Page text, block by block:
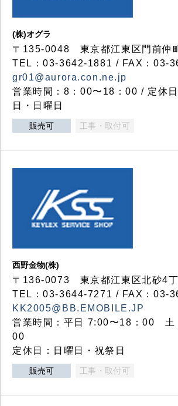
(株)オグラ
〒135-0048 東京都江東区門前仲
TEL：03-3642-1881 / FAX：03-
gr01@aurora.con.ne.jp
営業時間：8：00〜18：00 / 定休
日・日曜日
販売可 工事・取付可
西野金物(株)
〒136-0073 東京都江東区北砂4
TEL：03‐3644‐7271 / FAX：03-
KK2005@BB.EMOBILE.JP
営業時間：平日 7:00〜18：00 土
00
定休日：日曜日・祝祭日
販売可 工事・取付可